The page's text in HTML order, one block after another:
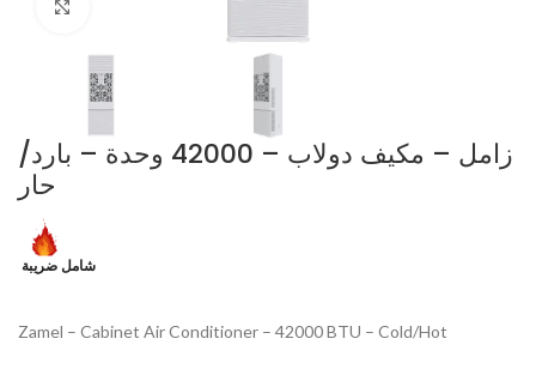
زامل – مكيف دولاب – 42000 وحدة – بارد/
حار
Zamel – Cabinet Air Conditioner – 42000 BTU – Cold/Hot